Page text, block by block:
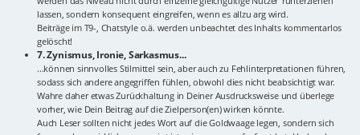
lassen, sondern konsequent eingreifen, wenn es allzu arg wird.
Beiträge im T9-, Chatstyle o.ä. werden unbeachtet des Inhalts kommentarlos
gelöscht!
7. Zynismus, Ironie, Sarkasmus...
...können sinnvolles Stilmittel sein, aber auch zu Fehlinterpretationen führen,
sodass sich andere angegriffen fühlen, obwohl dies nicht beabsichtigt war.
Wahre daher etwas Zurückhaltung in Deiner Ausdrucksweise und überlege
vorher, wie Dein Beitrag auf die Zielperson(en) wirken könnte.
Auch Leser sollten nicht jedes Wort auf die Goldwaage legen, sondern sich